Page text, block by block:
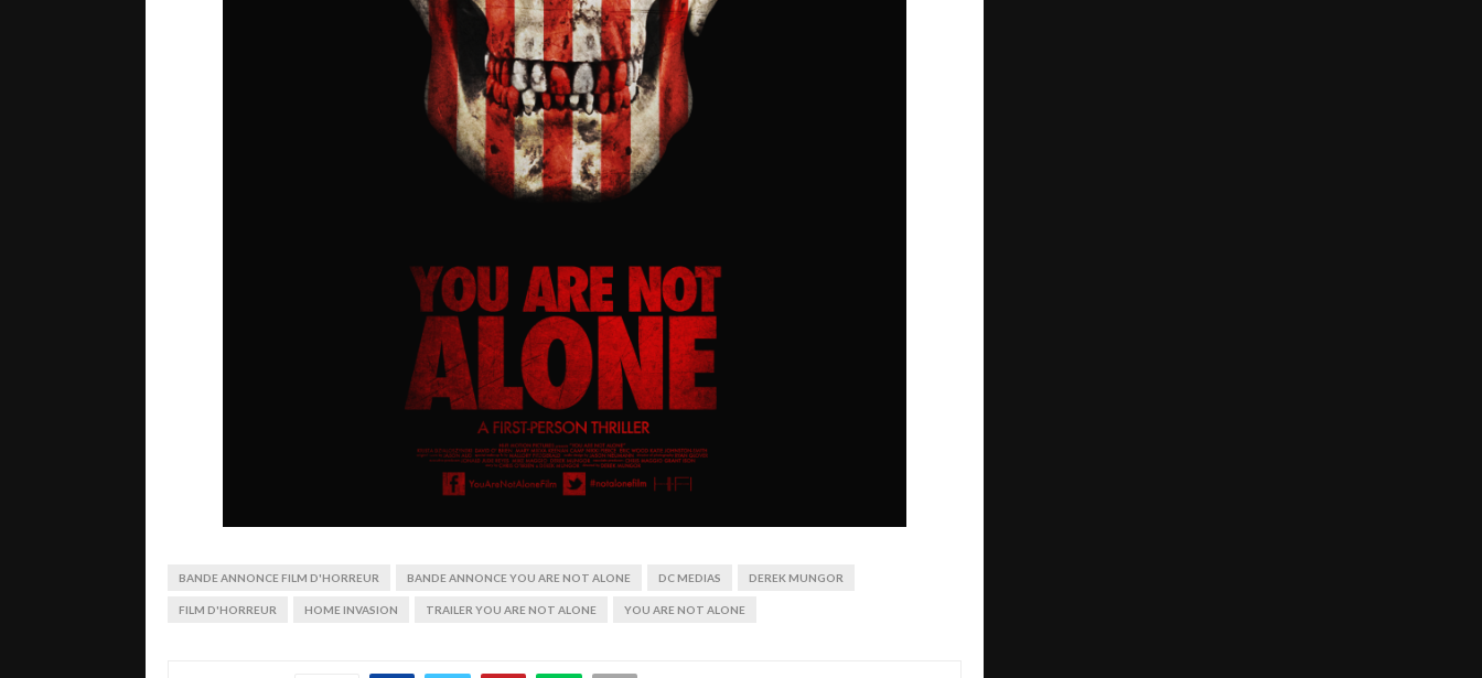
BANDE ANNONCE FILM D'HORREUR BANDE ANNONCE YOU ARE NOT ALONE DC MEDIAS DEREK MUNGOR
FILM D'HORREUR HOME INVASION TRAILER YOU ARE NOT ALONE YOU ARE NOT ALONE